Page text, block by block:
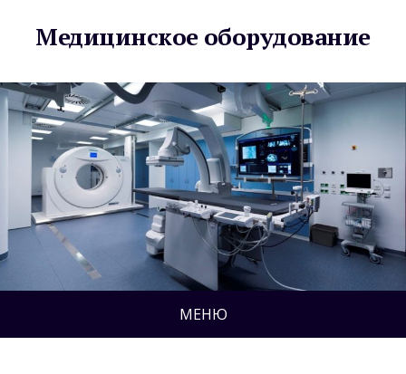
Медицинское оборудование
МЕНЮ